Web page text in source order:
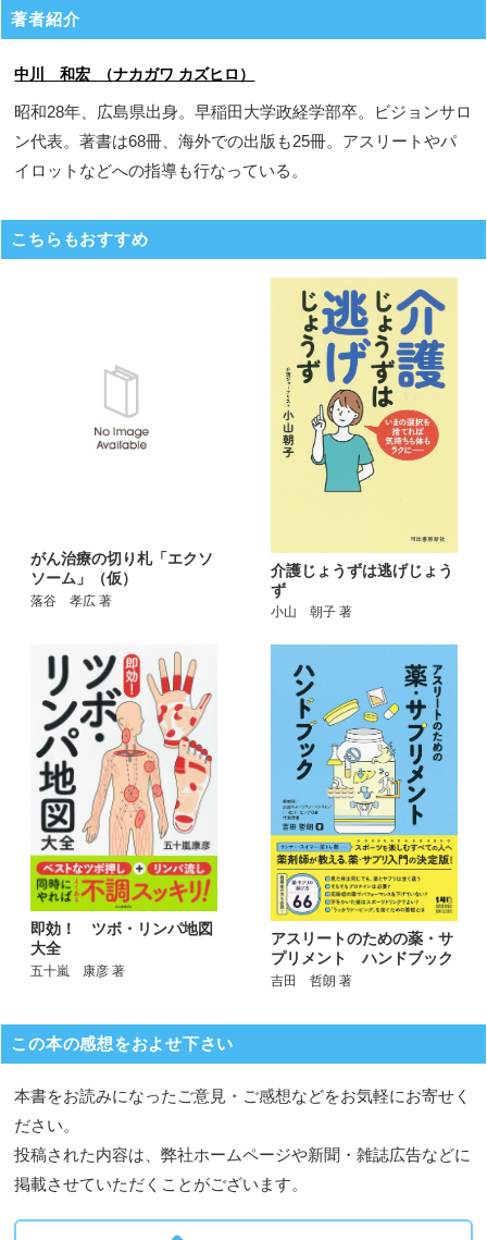
著者紹介
中川 和宏 （ナカガワ カズヒロ）
昭和28年、広島県出身。早稲田大学政経学部卒。ビジョンサロ
ン代表。著書は68冊、海外での出版も25冊。アスリートやパ
イロットなどへの指導も行なっている。
こちらもおすすめ
がん治療の切り札「エクソ
ソーム」（仮）
落谷 孝広 著
介護じょうずは逃げじょう
ず
小山 朝子 著
即効！ ツボ・リンパ地図
大全
五十嵐 康彦 著
アスリートのための薬・サ
プリメント ハンドブック
吉田 哲朗 著
この本の感想をおよせ下さい
本書をお読みになったご意見・ご感想などをお気軽にお寄せく
ださい。
投稿された内容は、弊社ホームページや新聞・雑誌広告などに
掲載させていただくことがございます。